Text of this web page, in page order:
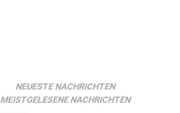
NEUESTE NACHRICHTEN
MEISTGELESENE NACHRICHTEN